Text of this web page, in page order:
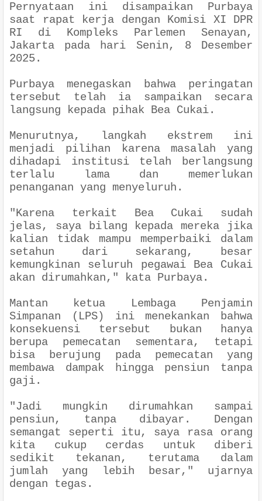
Pernyataan ini disampaikan Purbaya
saat rapat kerja dengan Komisi XI DPR
RI di Kompleks Parlemen Senayan,
Jakarta pada hari Senin, 8 Desember
2025.
Purbaya menegaskan bahwa peringatan
tersebut telah ia sampaikan secara
langsung kepada pihak Bea Cukai.
Menurutnya, langkah ekstrem ini
menjadi pilihan karena masalah yang
dihadapi institusi telah berlangsung
terlalu lama dan memerlukan
penanganan yang menyeluruh.
"Karena terkait Bea Cukai sudah
jelas, saya bilang kepada mereka jika
kalian tidak mampu memperbaiki dalam
setahun dari sekarang, besar
kemungkinan seluruh pegawai Bea Cukai
akan dirumahkan," kata Purbaya.
Mantan ketua Lembaga Penjamin
Simpanan (LPS) ini menekankan bahwa
konsekuensi tersebut bukan hanya
berupa pemecatan sementara, tetapi
bisa berujung pada pemecatan yang
membawa dampak hingga pensiun tanpa
gaji.
"Jadi mungkin dirumahkan sampai
pensiun, tanpa dibayar. Dengan
semangat seperti itu, saya rasa orang
kita cukup cerdas untuk diberi
sedikit tekanan, terutama dalam
jumlah yang lebih besar," ujarnya
dengan tegas.